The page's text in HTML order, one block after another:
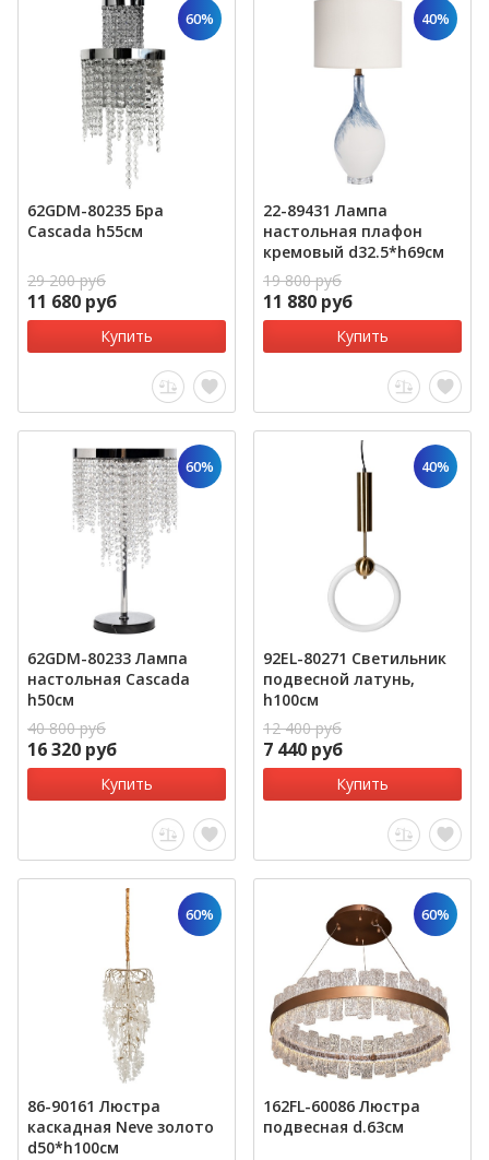
60%
62GDM-80235 Бра
Cascada h55см
29 200 руб
11 680 руб
Купить
40%
22-89431 Лампа
настольная плафон
кремовый d32.5*h69см
19 800 руб
11 880 руб
Купить
60%
62GDM-80233 Лампа
настольная Cascada
h50см
40 800 руб
16 320 руб
Купить
40%
92EL-80271 Светильник
подвесной латунь,
h100см
12 400 руб
7 440 руб
Купить
60%
86-90161 Люстра
каскадная Neve золото
d50*h100см
60%
162FL-60086 Люстра
подвесная d.63см